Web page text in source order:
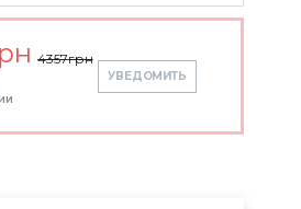
4357грн
УВЕДОМИТЬ